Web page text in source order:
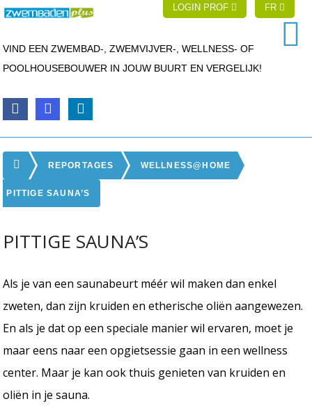
LOGIN PROF FR
VIND EEN ZWEMBAD-, ZWEMVIJVER-, WELLNESS- OF
POOLHOUSEBOUWER IN JOUW BUURT EN VERGELIJK!
REPORTAGES WELLNESS@HOME
PITTIGE SAUNA’S
PITTIGE SAUNA’S
Als je van een saunabeurt méér wil maken dan enkel
zweten, dan zijn kruiden en etherische oliën aangewezen.
En als je dat op een speciale manier wil ervaren, moet je
maar eens naar een opgietsessie gaan in een wellness
center. Maar je kan ook thuis genieten van kruiden en
oliën in je sauna.